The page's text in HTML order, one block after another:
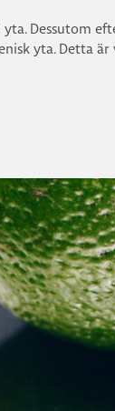
Dessutom
yta. Detta är